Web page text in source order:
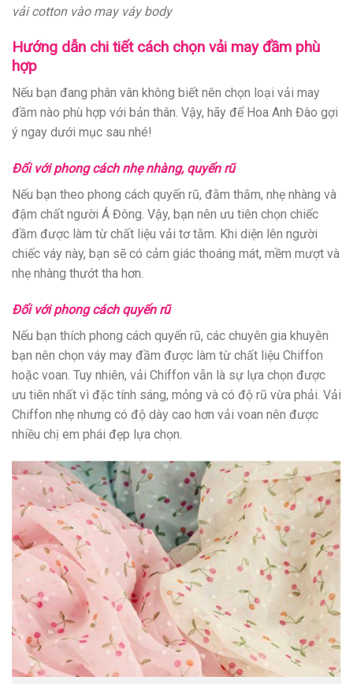
vải cotton vào may váy body
Hướng dẫn chi tiết cách chọn vải may đầm phù
hợp
Nếu bạn đang phân vân không biết nên chọn loại vải may
đầm nào phù hợp với bản thân. Vậy, hãy để Hoa Anh Đào gợi
ý ngay dưới mục sau nhé!
Đối với phong cách nhẹ nhàng, quyến rũ
Nếu bạn theo phong cách quyến rũ, đằm thắm, nhẹ nhàng và
đậm chất người Á Đông. Vậy, bạn nên ưu tiên chọn chiếc
đầm được làm từ chất liệu vải tơ tằm. Khi diện lên người
chiếc váy này, bạn sẽ có cảm giác thoáng mát, mềm mượt và
nhẹ nhàng thướt tha hơn.
Đối với phong cách quyến rũ
Nếu bạn thích phong cách quyến rũ, các chuyên gia khuyên
bạn nên chọn váy may đầm được làm từ chất liệu Chiffon
hoặc voan. Tuy nhiên, vải Chiffon vẫn là sự lựa chọn được
ưu tiên nhất vì đặc tính sáng, mỏng và có độ rũ vừa phải. Vải
Chiffon nhẹ nhưng có độ dày cao hơn vải voan nên được
nhiều chị em phái đẹp lựa chọn.